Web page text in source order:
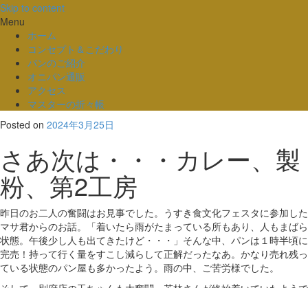
Skip to content
Menu
ホーム
コンセプト＆こだわり
パンのご紹介
オニパン通販
アクセス
マスターの折々帳
Posted on 2024年3月25日
さあ次は・・・カレー、製
粉、第2工房
昨日のお二人の奮闘はお見事でした。うすき食文化フェスタに参加した
マサ君からのお話。「着いたら雨がたまっている所もあり、人もまばら
状態。午後少し人も出てきたけど・・・」そんな中、パンは１時半頃に
完売！持って行く量をすこし減らして正解だったなあ。かなり売れ残っ
ている状態のパン屋も多かったよう。雨の中、ご苦労様でした。